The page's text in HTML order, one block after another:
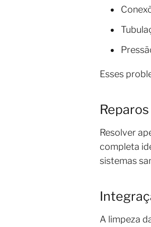
Esses
Resolver
completa
sistemas
A limpeza